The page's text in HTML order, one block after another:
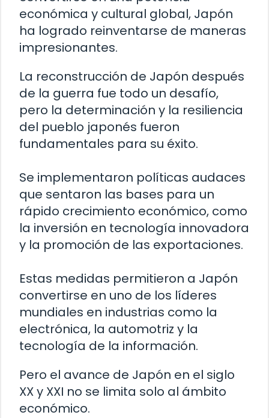
económica y cultural global, Japón
ha logrado reinventarse de maneras
impresionantes.
La reconstrucción de Japón después
de la guerra fue todo un desafío,
pero la determinación y la resiliencia
del pueblo japonés fueron
fundamentales para su éxito.
Se implementaron políticas audaces
que sentaron las bases para un
rápido crecimiento económico, como
la inversión en tecnología innovadora
y la promoción de las exportaciones.
Estas medidas permitieron a Japón
convertirse en uno de los líderes
mundiales en industrias como la
electrónica, la automotriz y la
tecnología de la información.
Pero el avance de Japón en el siglo
XX y XXI no se limita solo al ámbito
económico.